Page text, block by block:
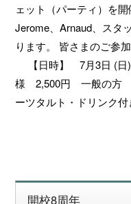
ェット（パーティ）を
Jerome、Arnaud、スタ
ります。 皆さまのご参
【日時】 7月3日 (日)
様 2,500円 一般
ーツタルト・ドリン
開校8周年